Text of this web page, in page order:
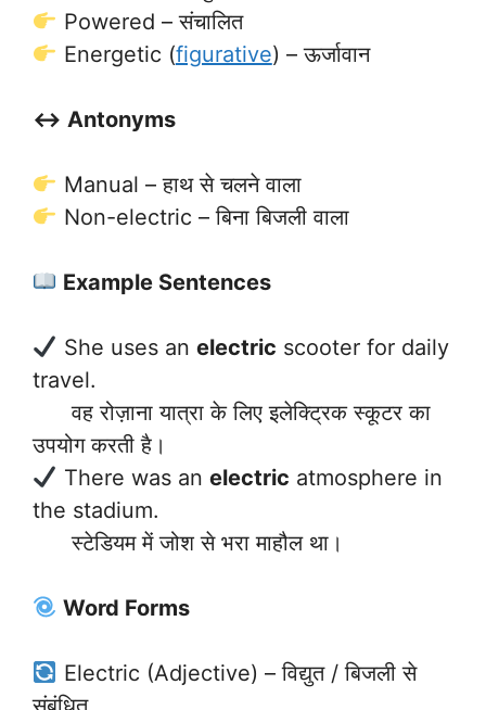
Powered – संचालित
Energetic (figurative) – ऊर्जावान
↔️ Antonyms
Manual – हाथ से चलने वाला
Non-electric – बिना बिजली वाला
Example Sentences
She uses an electric scooter for daily
travel.
वह रोज़ाना यात्रा के लिए इलेक्ट्रिक स्कूटर का
उपयोग करती है।
There was an electric atmosphere in
the stadium.
स्टेडियम में जोश से भरा माहौल था।
Word Forms
Electric (Adjective) – विद्युत / बिजली से